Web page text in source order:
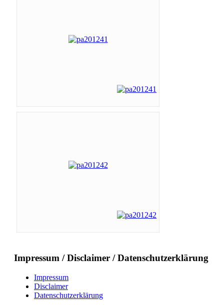
Impressum / Disclaimer / Datenschutzerklärung
Impressum
Disclaimer
Datenschutzerklärung